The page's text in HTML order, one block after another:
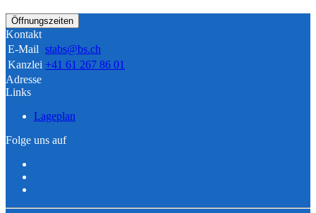
Öffnungszeiten
Kontakt
E-Mail stabs@bs.ch
Kanzlei +41 61 267 86 01
Adresse
Links
Lageplan
Folge uns auf